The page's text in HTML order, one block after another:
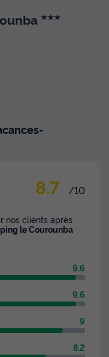
★★★
8.7 /10
nos clients après
le Courounba
9.6
9.6
9
8.2